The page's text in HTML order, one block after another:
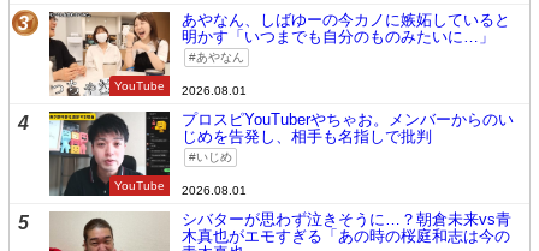
3
YouTube
あやなん、しばゆーの今カノに嫉妬していると
明かす「いつまでも自分のものみたいに…」
あやなん
2026.08.01
4
YouTube
プロスピYouTuberやちゃお。メンバーからのい
じめを告発し、相手も名指しで批判
いじめ
2026.08.01
5
シバターが思わず泣きそうに…？朝倉未来vs青
木真也がエモすぎる「あの時の桜庭和志は今の